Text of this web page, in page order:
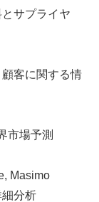
サプライヤ
客に関する情
市場予測
Masimo
分析